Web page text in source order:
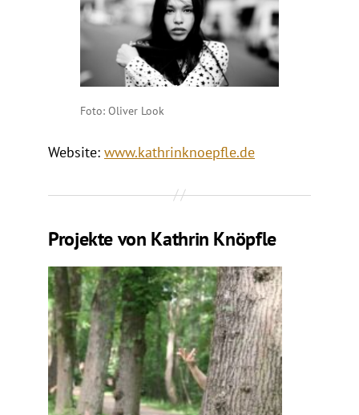
Foto: Oliver Look
Website: www.kathrinknoepfle.de
Projekte von Kathrin Knöpfle